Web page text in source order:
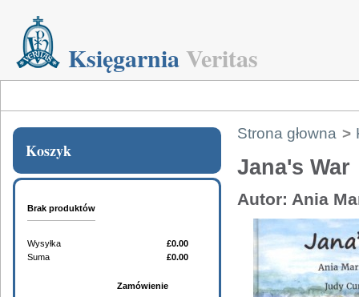
KsięgarniaVeritas
Koszyk
Brak produktów
Wysyłka
£0.00
Suma
£0.00
Zamówienie
Strona głowna >
Jana's War
Autor: Ania